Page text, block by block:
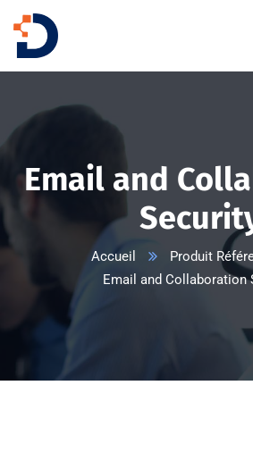
Email and
Accueil
Produit
Email and Collaboration